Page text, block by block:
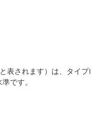
表されます）は、タイプI
です。